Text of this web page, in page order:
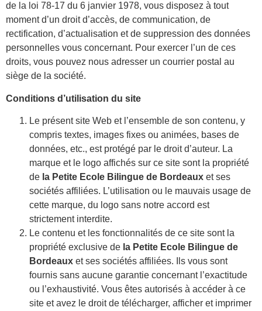
de la loi 78-17 du 6 janvier 1978, vous disposez à tout
moment d’un droit d’accès, de communication, de
rectification, d’actualisation et de suppression des données
personnelles vous concernant. Pour exercer l’un de ces
droits, vous pouvez nous adresser un courrier postal au
siège de la société.
Conditions d’utilisation du site
Le présent site Web et l’ensemble de son contenu, y
compris textes, images fixes ou animées, bases de
données, etc., est protégé par le droit d’auteur. La
marque et le logo affichés sur ce site sont la propriété
de la Petite Ecole Bilingue de Bordeaux et ses
sociétés affiliées. L’utilisation ou le mauvais usage de
cette marque, du logo sans notre accord est
strictement interdite.
Le contenu et les fonctionnalités de ce site sont la
propriété exclusive de la Petite Ecole Bilingue de
Bordeaux et ses sociétés affiliées. Ils vous sont
fournis sans aucune garantie concernant l’exactitude
ou l’exhaustivité. Vous êtes autorisés à accéder à ce
site et avez le droit de télécharger, afficher et imprimer